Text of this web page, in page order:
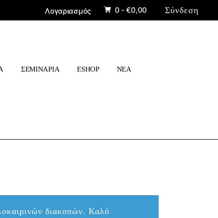
Λογαριασμός 0 -€0,00 Σύνδεση
ΣΕΜΙΝΑΡΙΑ ESHOP
ΠΡΟΪΟΝΤΑ
ΝΕΑ
διακοπών. Καλό